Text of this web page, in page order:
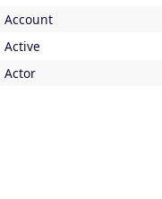
Account
Active
Actor